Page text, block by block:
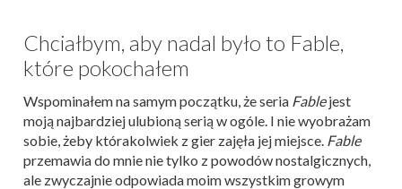
Chciałbym, aby nadal było to Fable,
które pokochałem
Wspominałem na samym początku, że seria Fablejest
moją najbardziej ulubioną serią w ogóle. I nie wyobrażam
sobie, żeby którakolwiek z gier zajęła jej miejsce. Fable
przemawia do mnie nie tylko z powodów nostalgicznych,
ale zwyczajnie odpowiada moim wszystkim growym